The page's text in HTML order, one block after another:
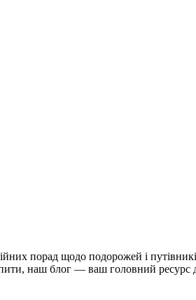
порад щодо подорожей і
наш блог — ваш головний ресурс